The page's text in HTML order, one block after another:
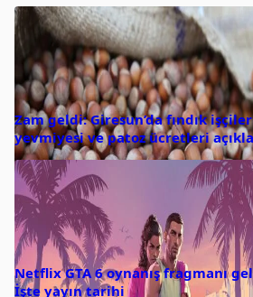
Zam geldi: Giresun’da fındık
yevmiyesi ve patoz ücretleri
Netflix GTA 6 oynanış fragmanı
İşte yayın tarihi